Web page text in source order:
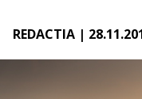
REDACTIA |